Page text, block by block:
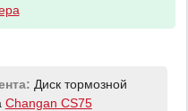
Диск тормозной
Changan CS75